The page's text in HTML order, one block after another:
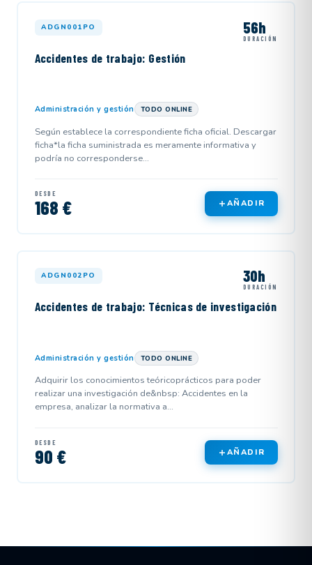
ADGN001PO 56h
DURACIÓN
Accidentes de trabajo: Gestión
Administración y gestión TODO ONLINE
Según establece la correspondiente ficha oficial. Descargar
ficha*la ficha suministrada es meramente informativa y
podría no corresponderse...
DESDE
168 € AÑADIR
ADGN002PO 30h
DURACIÓN
Accidentes de trabajo: Técnicas de investigación
Administración y gestión TODO ONLINE
Adquirir los conocimientos teóricoprácticos para poder
realizar una investigación de&nbsp: Accidentes en la
empresa, analizar la normativa a...
DESDE
90 € AÑADIR